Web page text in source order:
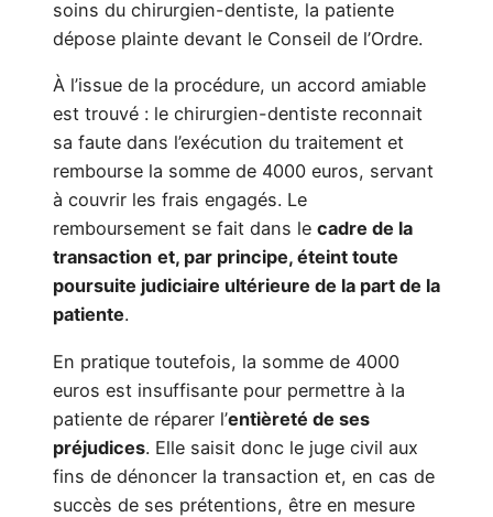
soins du chirurgien-dentiste, la patiente
dépose plainte devant le Conseil de l’Ordre.
À l’issue de la procédure, un accord amiable
est trouvé : le chirurgien-dentiste reconnait
sa faute dans l’exécution du traitement et
rembourse la somme de 4000 euros, servant
à couvrir les frais engagés. Le
remboursement se fait dans le cadre de la
transaction et, par principe, éteint toute
poursuite judiciaire ultérieure de la part de la
patiente.
En pratique toutefois, la somme de 4000
euros est insuffisante pour permettre à la
patiente de réparer l’entièreté de ses
préjudices. Elle saisit donc le juge civil aux
fins de dénoncer la transaction et, en cas de
succès de ses prétentions, être en mesure